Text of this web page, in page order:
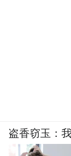
盗香窃玉：